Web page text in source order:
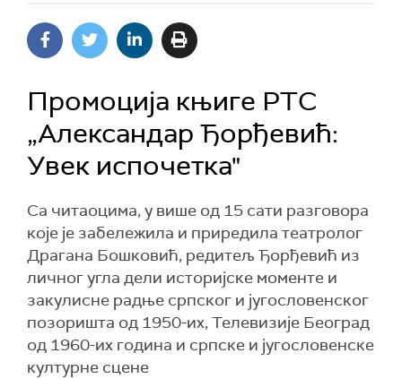
Промоција књиге РТС
„Александар Ђорђевић:
Увек испочетка"
Са читаоцима, у више од 15 сати разговора
које је забележила и приредила театролог
Драгана Бошковић, редитељ Ђорђевић из
личног угла дели историјске моменте и
закулисне радње српског и југословенског
позоришта од 1950-их, Телевизије Београд
од 1960-их година и српске и југословенске
културне сцене